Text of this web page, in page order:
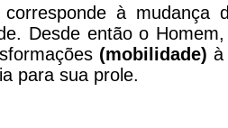
à mudança
Desde então o
(mobilidade) à
para sua prole.